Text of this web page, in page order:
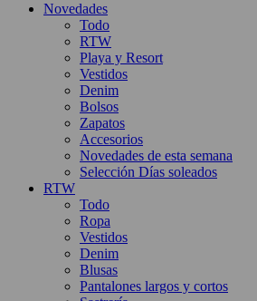
Novedades
Todo
RTW
Playa y Resort
Vestidos
Denim
Bolsos
Zapatos
Accesorios
Novedades de esta semana
Selección Días soleados
RTW
Todo
Ropa
Vestidos
Denim
Blusas
Pantalones largos y cortos